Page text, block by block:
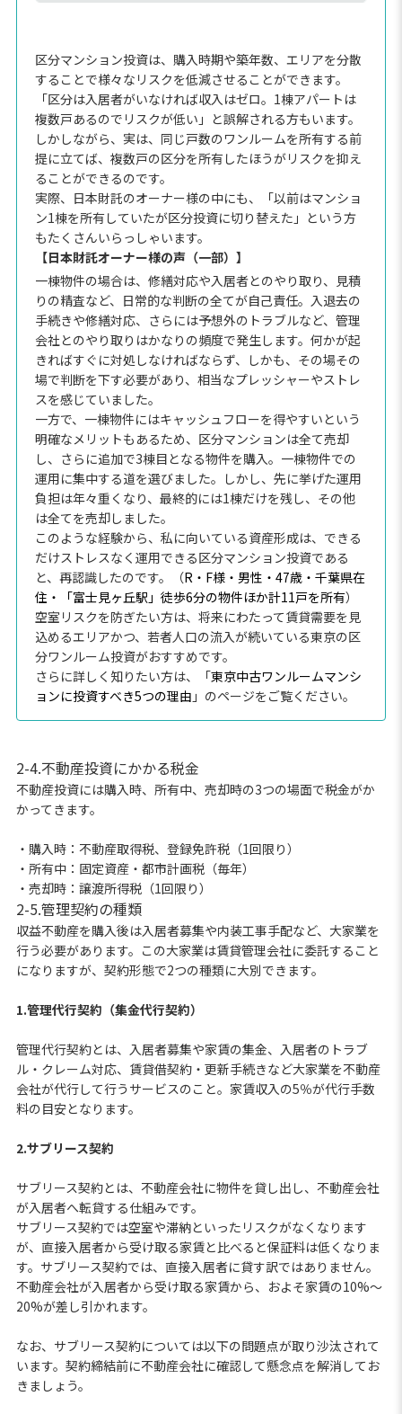
区分マンション投資は、購入時期や築年数、エリアを分散
することで様々なリスクを低減させることができます。
「区分は入居者がいなければ収入はゼロ。1棟アパートは
複数戸あるのでリスクが低い」と誤解される方もいます。
しかしながら、実は、同じ戸数のワンルームを所有する前
提に立てば、複数戸の区分を所有したほうがリスクを抑え
ることができるのです。
実際、日本財託のオーナー様の中にも、「以前はマンショ
ン1棟を所有していたが区分投資に切り替えた」という方
もたくさんいらっしゃいます。
【日本財託オーナー様の声（一部）】
一棟物件の場合は、修繕対応や入居者とのやり取り、見積
りの精査など、日常的な判断の全てが自己責任。入退去の
手続きや修繕対応、さらには予想外のトラブルなど、管理
会社とのやり取りはかなりの頻度で発生します。何かが起
きればすぐに対処しなければならず、しかも、その場その
場で判断を下す必要があり、相当なプレッシャーやストレ
スを感じていました。
一方で、一棟物件にはキャッシュフローを得やすいという
明確なメリットもあるため、区分マンションは全て売却
し、さらに追加で3棟目となる物件を購入。一棟物件での
運用に集中する道を選びました。しかし、先に挙げた運用
負担は年々重くなり、最終的には1棟だけを残し、その他
は全てを売却しました。
このような経験から、私に向いている資産形成は、できる
だけストレスなく運用できる区分マンション投資である
と、再認識したのです。（R・F様・男性・47歳・千葉県在
住・「富士見ヶ丘駅」徒歩6分の物件ほか計11戸を所有）
空室リスクを防ぎたい方は、将来にわたって賃貸需要を見
込めるエリアかつ、若者人口の流入が続いている東京の区
分ワンルーム投資がおすすめです。
さらに詳しく知りたい方は、「東京中古ワンルームマンシ
ョンに投資すべき5つの理由 」のページをご覧ください。
2-4.不動産投資にかかる税金
不動産投資には購入時、所有中、売却時の3つの場面で税金がか
かってきます。
・購入時：不動産取得税、登録免許税（1回限り）
・所有中：固定資産・都市計画税（毎年）
・売却時：譲渡所得税（1回限り）
2-5.管理契約の種類
収益不動産を購入後は入居者募集や内装工事手配など、大家業を
行う必要があります。この大家業は賃貸管理会社に委託すること
になりますが、契約形態で2つの種類に大別できます。
1.管理代行契約（集金代行契約）
管理代行契約とは、入居者募集や家賃の集金、入居者のトラブ
ル・クレーム対応、賃貸借契約・更新手続きなど大家業を不動産
会社が代行して行うサービスのこと。家賃収入の5％が代行手数
料の目安となります。
2.サブリース契約
サブリース契約とは、不動産会社に物件を貸し出し、不動産会社
が入居者へ転貸する仕組みです。
サブリース契約では空室や滞納といったリスクがなくなります
が、直接入居者から受け取る家賃と比べると保証料は低くなりま
す。サブリース契約では、直接入居者に貸す訳ではありません。
不動産会社が入居者から受け取る家賃から、およそ家賃の10%〜
20%が差し引かれます。
なお、サブリース契約については以下の問題点が取り沙汰されて
います。契約締結前に不動産会社に確認して懸念点を解消してお
きましょう。